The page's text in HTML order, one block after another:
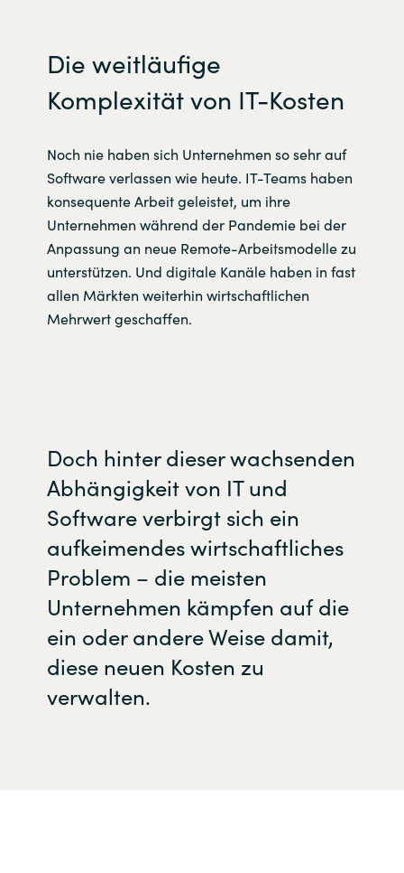
Oman
Philippines
Poland
Portugal
Qatar
Romania
Spain
Sri Lanka
Sweden
Switzerland
United Kingdom
Die weitläufige
Komplexität von IT-Kosten
Noch nie haben sich Unternehmen so sehr auf
Software verlassen wie heute. IT-Teams haben
konsequente Arbeit geleistet, um ihre
Unternehmen während der Pandemie bei der
Anpassung an neue Remote-Arbeitsmodelle zu
unterstützen. Und digitale Kanäle haben in fast
allen Märkten weiterhin wirtschaftlichen
Mehrwert geschaffen.
Doch hinter dieser wachsenden
Abhängigkeit von IT und
Software verbirgt sich ein
aufkeimendes wirtschaftliches
Problem – die meisten
Unternehmen kämpfen auf die
ein oder andere Weise damit,
diese neuen Kosten zu
verwalten.